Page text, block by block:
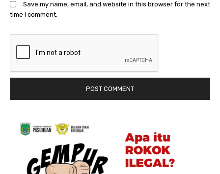
Save my name, email, and website in this browser for the next
time I comment.